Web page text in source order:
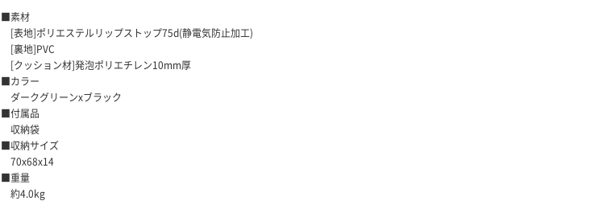
■素材
[表地]ポリエステルリップストップ75d(静電気防止加工)
[裏地]PVC
[クッション材]発泡ポリエチレン10mm厚
■カラー
ダークグリーンxブラック
■付属品
収納袋
■収納サイズ
70x68x14
■重量
約4.0kg